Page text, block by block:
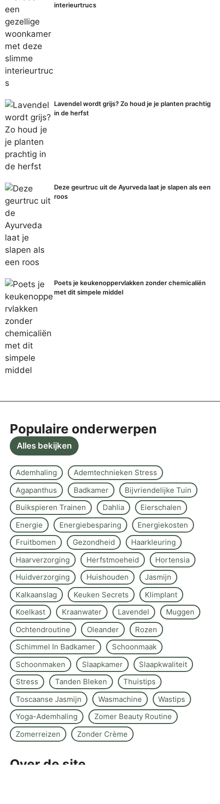
interieurtrucs
Lavendel wordt grijs? Zo houd je je planten prachtig
in de herfst
Deze geurtruc uit de Ayurveda laat je slapen als een
roos
Poets je keukenoppervlakken zonder chemicaliën
met dit simpele middel
Populaire onderwerpen
Alles bekijken
Ademhaling
Ademtechnieken Stress
Agapanthus
Badkamer
Bijvriendelijke Tuin
Buikspieren Trainen
Dahlia
Eierschalen
Energie
Energiebesparing
Energiekosten
Fruitbomen
Gezondheid
Haarkleuring
Haarverzorging
Herfstmoeheid
Hortensia
Huidverzorging
Huishouden
Jasmijn
Kalkaanslag
Keuken Secrets
Klimplant
Koelkast
Kraanwater Lavendel
Muggen
Ochtendroutine
Oleander
Rozen
Schimmel In Badkamer
Schoonmaak
Schoonmaken
Slaapkamer
Slaapkwaliteit
Stress
Tanden Bleken
Thuistips
Toscaanse Jasmijn
Wasmachine
Wastips
Yoga-Ademhaling
Zomer Beauty Routine
Zomerreizen
Zonder Crème
Over de site